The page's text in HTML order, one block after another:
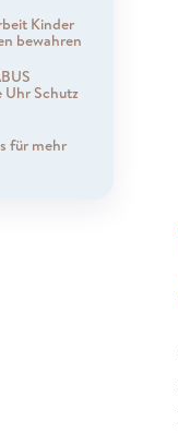
Kinder
bewahren
Uhr Schutz
für mehr